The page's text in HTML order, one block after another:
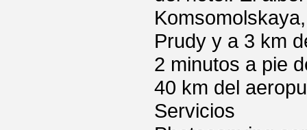
Prudy y a 3 km
2 minutos a pie
40 km del
Servicios